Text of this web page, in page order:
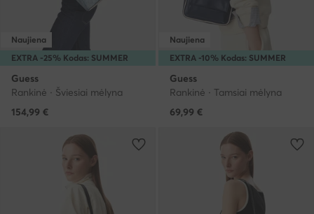
EXTRA -25% Kodas: SUMMER
Naujiena
Guess
Rankinė · Šviesiai mėlyna
154,99 €
EXTRA -10% Kodas: SUMMER
Naujiena
Guess
Rankinė · Tamsiai mėlyna
69,99 €